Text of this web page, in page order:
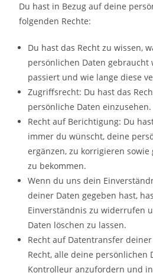
Du hast in Bezug auf deine
folgenden Rechte:
Du hast das Recht zu wissen,
persönlichen Daten gebraucht
passiert und wie lange diese
Zugriffsrecht: Du hast das
persönliche Daten einzusehen.
Recht auf Berichtigung: Du
immer du wünscht, deine
ergänzen, zu korrigieren
zu bekommen.
Wenn du uns dein
deiner Daten gegeben hast,
Einverständnis zu widerrufen
Daten löschen zu lassen.
Recht auf Datentransfer
Recht, alle deine persönlichen
Kontrolleur anzufordern und